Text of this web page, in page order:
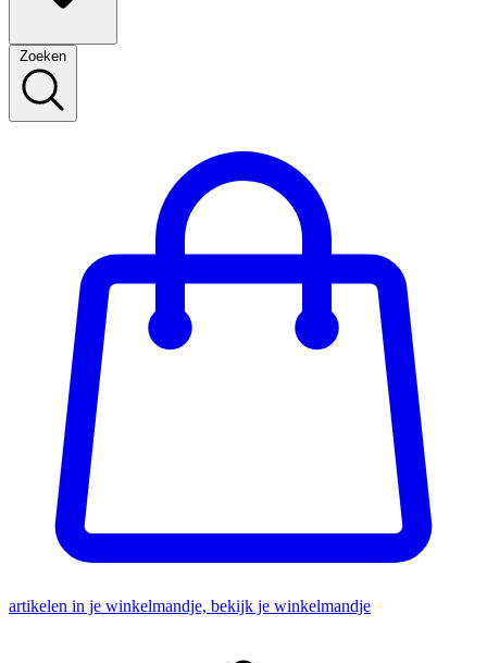
Zoeken
artikelen in je winkelmandje, bekijk je winkelmandje